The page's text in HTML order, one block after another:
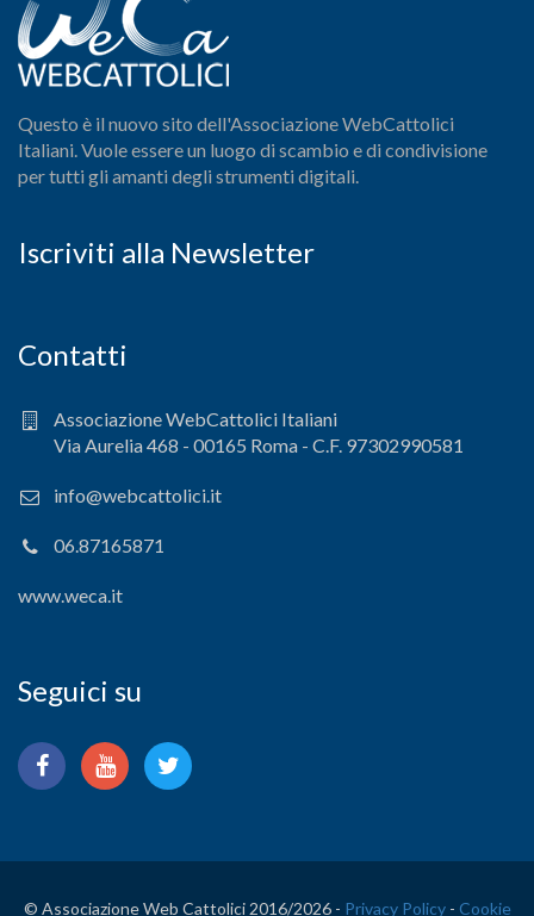
Questo è il nuovo sito dell'Associazione WebCattolici
Italiani. Vuole essere un luogo di scambio e di condivisione
per tutti gli amanti degli strumenti digitali.
Iscriviti alla Newsletter
Contatti
Associazione WebCattolici Italiani
Via Aurelia 468 - 00165 Roma - C.F. 97302990581
info@webcattolici.it
06.87165871
www.weca.it
Seguici su
© Associazione Web Cattolici 2016/2026 - Privacy Policy- Cookie